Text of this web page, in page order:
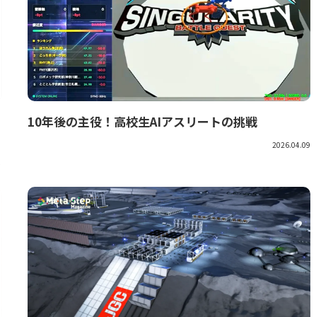
10年後の主役！高校生AIアスリートの挑戦
2026.04.09